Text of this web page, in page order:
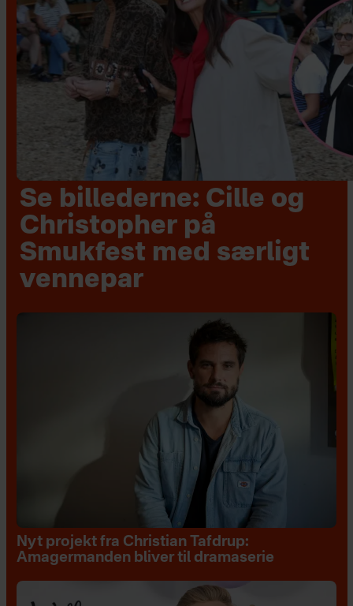
Se billederne: Cille og
Christopher på
Smukfest med særligt
vennepar
Nyt projekt fra Christian Tafdrup:
Amagermanden bliver til dramaserie